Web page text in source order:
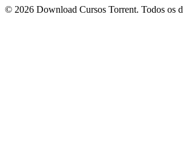
© 2026 Download Cursos Torrent. Todos os